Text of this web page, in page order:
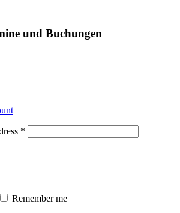
und Buchungen
*
Remember me